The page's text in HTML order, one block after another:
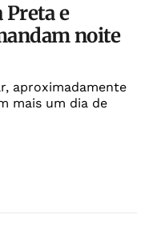
Preta e
noite
aproximadamente
mais um dia de